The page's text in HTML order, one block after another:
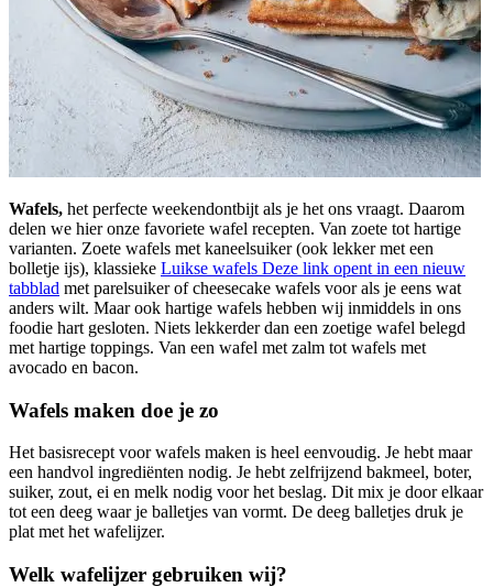
Wafels, het perfecte weekendontbijt als je het ons vraagt. Daarom
delen we hier onze favoriete wafel recepten. Van zoete tot hartige
varianten. Zoete wafels met kaneelsuiker (ook lekker met een
bolletje ijs), klassieke Luikse wafels Deze link opent in een nieuw
tabblad met parelsuiker of cheesecake wafels voor als je eens wat
anders wilt. Maar ook hartige wafels hebben wij inmiddels in ons
foodie hart gesloten. Niets lekkerder dan een zoetige wafel belegd
met hartige toppings. Van een wafel met zalm tot wafels met
avocado en bacon.
Wafels maken doe je zo
Het basisrecept voor wafels maken is heel eenvoudig. Je hebt maar
een handvol ingrediënten nodig. Je hebt zelfrijzend bakmeel, boter,
suiker, zout, ei en melk nodig voor het beslag. Dit mix je door elkaar
tot een deeg waar je balletjes van vormt. De deeg balletjes druk je
plat met het wafelijzer.
Welk wafelijzer gebruiken wij?